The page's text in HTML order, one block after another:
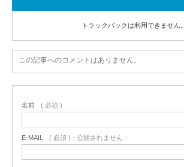
トラックバックは利用できません。
この記事へのコメントはありません。
名前 ( 必須 )
E-MAIL ( 必須 ) - 公開されません -